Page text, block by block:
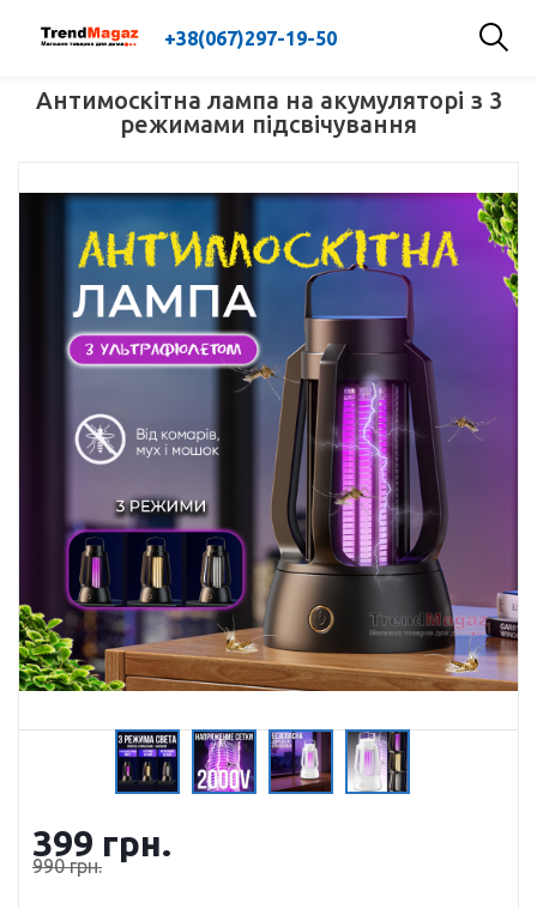
+38(067)297-19-50
Антимоскітна лампа на акумуляторі з 3
режимами підсвічування
399 грн.
990грн.